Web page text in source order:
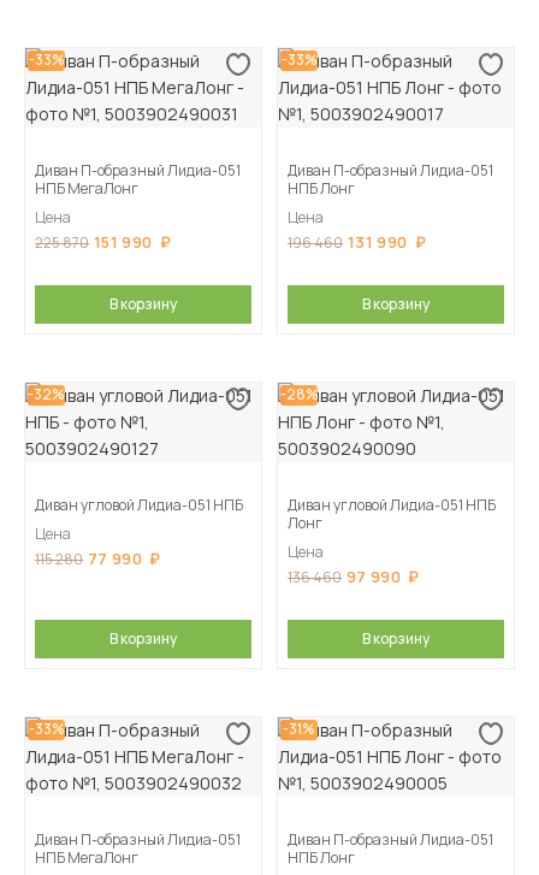
-33%
Диван П-образный Лидиа-051
НПБ МегаЛонг
Цена
225 870 151 990
В корзину
-33%
Диван П-образный Лидиа-051
НПБ Лонг
Цена
196 460 131 990
В корзину
-32%
Диван угловой Лидиа-051 НПБ
Цена
115 280 77 990
В корзину
-28%
Диван угловой Лидиа-051 НПБ
Лонг
Цена
136 460 97 990
В корзину
-33%
Диван П-образный Лидиа-051
НПБ МегаЛонг
-31%
Диван П-образный Лидиа-051
НПБ Лонг